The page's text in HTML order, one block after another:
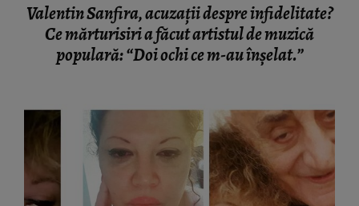
Valentin Sanfira, acuzații despre infidelitate?
Ce mărturisiri a făcut artistul de muzică
populară: “Doi ochi ce m-au înșelat.”